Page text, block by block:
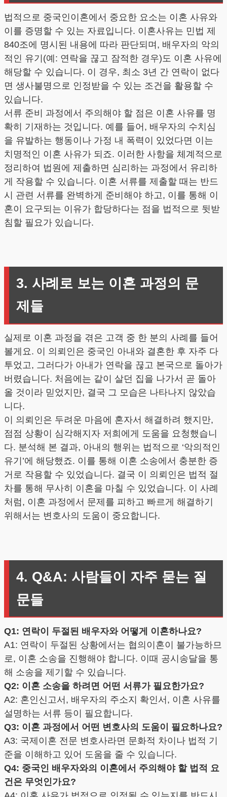
법적으로 중국인이혼에서 중요한 요소는 이혼 사유와
이를 증명할 수 있는 자료입니다. 이혼사유는 민법 제
840조에 명시된 내용에 따라 판단되며, 배우자의 악의
적인 유기(예: 연락을 끊고 잠적한 경우)도 이혼 사유에
해당할 수 있습니다. 이 경우, 최소 3년 간 연락이 없다
면 생사불명으로 인정받을 수 있는 조건을 활용할 수
있습니다.
서류 준비 과정에서 주의해야 할 점은 이혼 사유를 명
확히 기재하는 것입니다. 예를 들어, 배우자의 수치심
을 유발하는 행동이나 가정 내 폭력이 있었다면 이는
치명적인 이혼 사유가 되죠. 이러한 사항을 체계적으로
정리하여 법원에 제출하면 심리하는 과정에서 유리하
게 작용할 수 있습니다. 이혼 서류를 제출할 때는 반드
시 관련 서류를 완벽하게 준비해야 하고, 이를 통해 이
혼이 요구되는 이유가 합당하다는 점을 법적으로 뒷받
침할 필요가 있습니다.
3. 사례로 보는 이혼 과정의 문
제들
실제로 이혼 과정을 겪은 고객 중 한 분의 사례를 들어
볼게요. 이 의뢰인은 중국인 아내와 결혼한 후 자주 다
투었고, 그러다가 아내가 연락을 끊고 본국으로 돌아가
버렸습니다. 처음에는 같이 살던 집을 나가서 곧 돌아
올 것이라 믿었지만, 결국 그 모습은 나타나지 않았습
니다.
이 의뢰인은 두려운 마음에 혼자서 해결하려 했지만,
점점 상황이 심각해지자 저희에게 도움을 요청했습니
다. 분석해 본 결과, 아내의 행위는 법적으로 ‘악의적인
유기’에 해당했죠. 이를 통해 이혼 소송에서 충분한 증
거로 작용할 수 있었습니다. 결국 이 의뢰인은 법적 절
차를 통해 무사히 이혼을 마칠 수 있었습니다. 이 사례
처럼, 이혼 과정에서 문제를 피하고 빠르게 해결하기
위해서는 변호사의 도움이 중요합니다.
4. Q&A: 사람들이 자주 묻는 질
문들
Q1: 연락이 두절된 배우자와 어떻게 이혼하나요?
A1: 연락이 두절된 상황에서는 협의이혼이 불가능하므
로, 이혼 소송을 진행해야 합니다. 이때 공시송달을 통
해 소송을 제기할 수 있습니다.
Q2: 이혼 소송을 하려면 어떤 서류가 필요한가요?
A2: 혼인신고서, 배우자의 주소지 확인서, 이혼 사유를
설명하는 서류 등이 필요합니다.
Q3: 이혼 과정에서 어떤 변호사의 도움이 필요하나요?
A3: 국제이혼 전문 변호사라면 문화적 차이나 법적 기
준을 이해하고 있어 도움을 줄 수 있습니다.
Q4: 중국인 배우자와의 이혼에서 주의해야 할 법적 요
건은 무엇인가요?